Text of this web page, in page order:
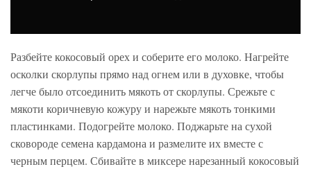
Разбейте кокосовый орех и соберите его молоко. Нагрейте
осколки скорлупы прямо над огнем или в духовке, чтобы
легче было отсоединить мякоть от скорлупы. Срежьте с
мякоти коричневую кожуру и нарежьте мякоть тонкими
пластинками. Подогрейте молоко. Поджарьте на сухой
сковороде семена кардамона и размелите их вместе с
черным перцем. Сбивайте в миксере нарезанный кокосовый